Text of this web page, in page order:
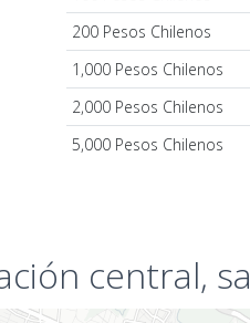
200 Pesos Chilenos
1,000 Pesos Chilenos
2,000 Pesos Chilenos
5,000 Pesos Chilenos
central,